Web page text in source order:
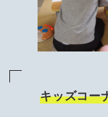
キッズコー